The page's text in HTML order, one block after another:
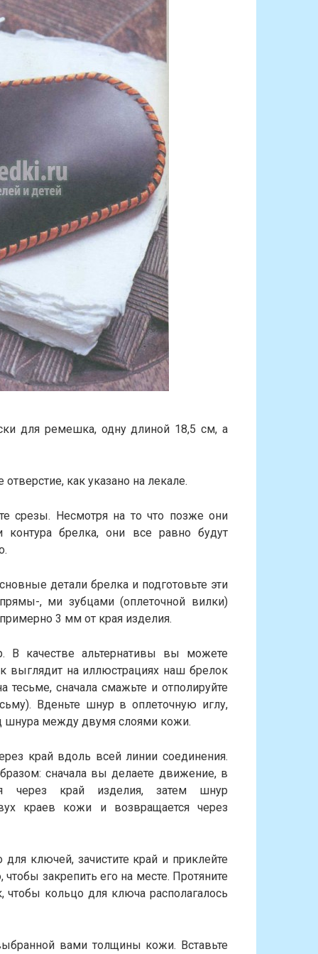
для ремешка, одну длиной 18,5 см, а
как указано на лекале.
срезы. Несмотря на то что позже они
брелка, они все равно будут
детали брелка и подготовьте эти
, ми зубцами (оплеточной вилки)
3 мм от края изделия.
В качестве альтернативы вы можете
выглядит на иллюстрациях наш брелок
сначала смажьте и отполируйте
Вденьте шнур в оплеточную иглу,
шнура между двумя слоями кожи.
край вдоль всей линии соединения.
сначала вы делаете движение, в
через край изделия, затем шнур
краев кожи и возвращается через
ключей, зачистите край и приклейте
закрепить его на месте. Протяните
чтобы кольцо для ключа располагалось
вами толщины кожи. Вставьте